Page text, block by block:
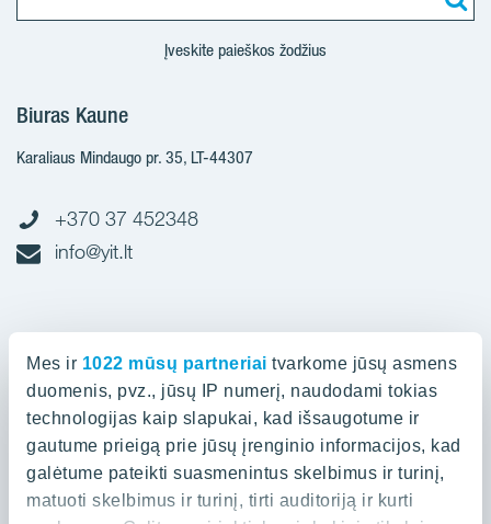
Mes ir 1022 mūsų partneriai tvarkome jūsų asmens
duomenis, pvz., jūsų IP numerį, naudodami tokias
technologijas kaip slapukai, kad išsaugotume ir
gautume prieigą prie jūsų įrenginio informacijos, kad
galėtume pateikti suasmenintus skelbimus ir turinį,
matuoti skelbimus ir turinį, tirti auditoriją ir kurti
Įveskite paieškos žodžius
Biuras Kaune
Karaliaus Mindaugo pr. 35, LT-44307
+370 37 452348
info@yit.lt
Spaudos g. 7, LT-05132
+370 52 388836
info@yit.lt